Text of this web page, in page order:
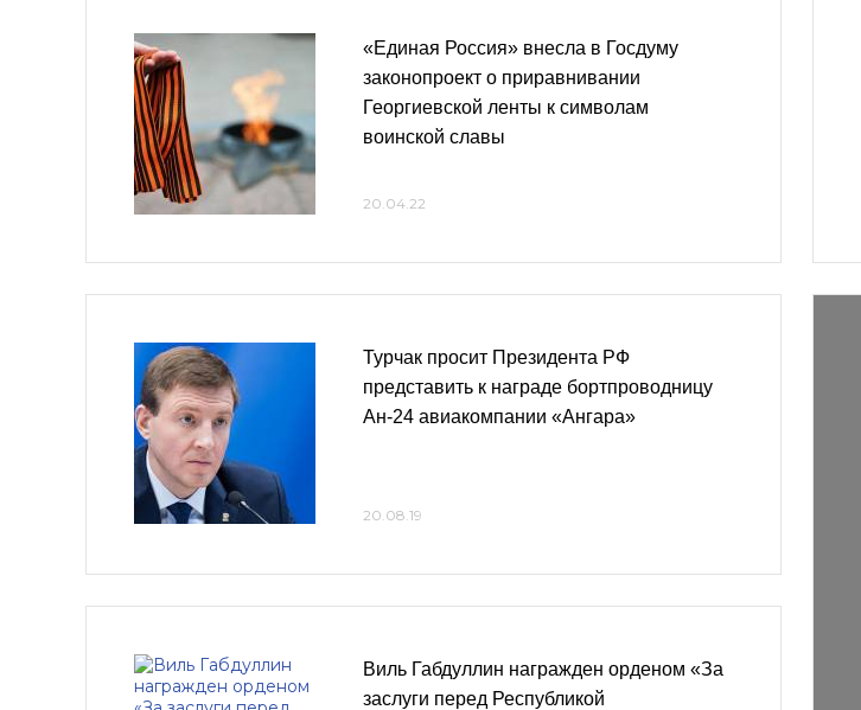
«Единая Россия» внесла в Госдуму
законопроект о приравнивании
Георгиевской ленты к символам
воинской славы
20.04.22
Турчак просит Президента РФ
представить к награде бортпроводницу
Ан-24 авиакомпании «Ангара»
20.08.19
Виль Габдуллин награжден орденом «За
заслуги перед Республикой